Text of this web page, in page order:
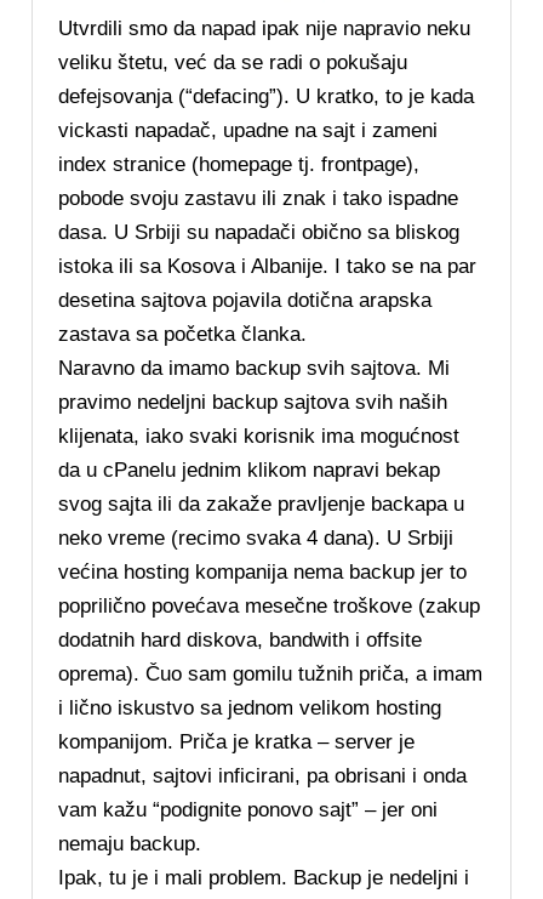
Utvrdili smo da napad ipak nije napravio neku
veliku štetu, već da se radi o pokušaju
defejsovanja (“defacing”). U kratko, to je kada
vickasti napadač, upadne na sajt i zameni
index stranice (homepage tj. frontpage),
pobode svoju zastavu ili znak i tako ispadne
dasa. U Srbiji su napadači obično sa bliskog
istoka ili sa Kosova i Albanije. I tako se na par
desetina sajtova pojavila dotična arapska
zastava sa početka članka.
Naravno da imamo backup svih sajtova. Mi
pravimo nedeljni backup sajtova svih naših
klijenata, iako svaki korisnik ima mogućnost
da u cPanelu jednim klikom napravi bekap
svog sajta ili da zakaže pravljenje backapa u
neko vreme (recimo svaka 4 dana). U Srbiji
većina hosting kompanija nema backup jer to
poprilično povećava mesečne troškove (zakup
dodatnih hard diskova, bandwith i offsite
oprema). Čuo sam gomilu tužnih priča, a imam
i lično iskustvo sa jednom velikom hosting
kompanijom. Priča je kratka – server je
napadnut, sajtovi inficirani, pa obrisani i onda
vam kažu “podignite ponovo sajt” – jer oni
nemaju backup.
Ipak, tu je i mali problem. Backup je nedeljni i